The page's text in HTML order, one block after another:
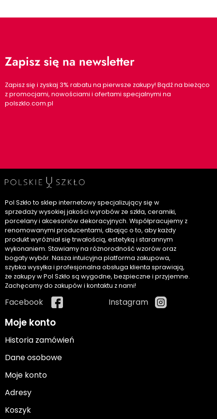
Zapisz się na newsletter
Zapisz się i zyskaj 3% rabatu na pierwsze zakupy! Bądź na bieżąco
z promocjami, nowościami i ofertami specjalnymi na
polszklo.com.pl
Pol Szkło to sklep internetowy specjalizujący się w
sprzedaży wysokiej jakości wyrobów ze szkła, ceramiki,
porcelany i akcesoriów dekoracyjnych. Współpracujemy z
renomowanymi producentami, dbając o to, aby każdy
produkt wyróżniał się trwałością, estetyką i starannym
wykonaniem. Stawiamy na różnorodność wzorów oraz
bogaty wybór. Nasza intuicyjna platforma zakupowa,
szybka wysyłka i profesjonalna obsługa klienta sprawiają,
że zakupy w Pol Szkło są wygodne, bezpieczne i przyjemne.
Zachęcamy do zakupów i kontaktu z nami!
Facebook Instagram
Moje konto
Historia zamówień
Dane osobowe
Moje konto
Adresy
Koszyk